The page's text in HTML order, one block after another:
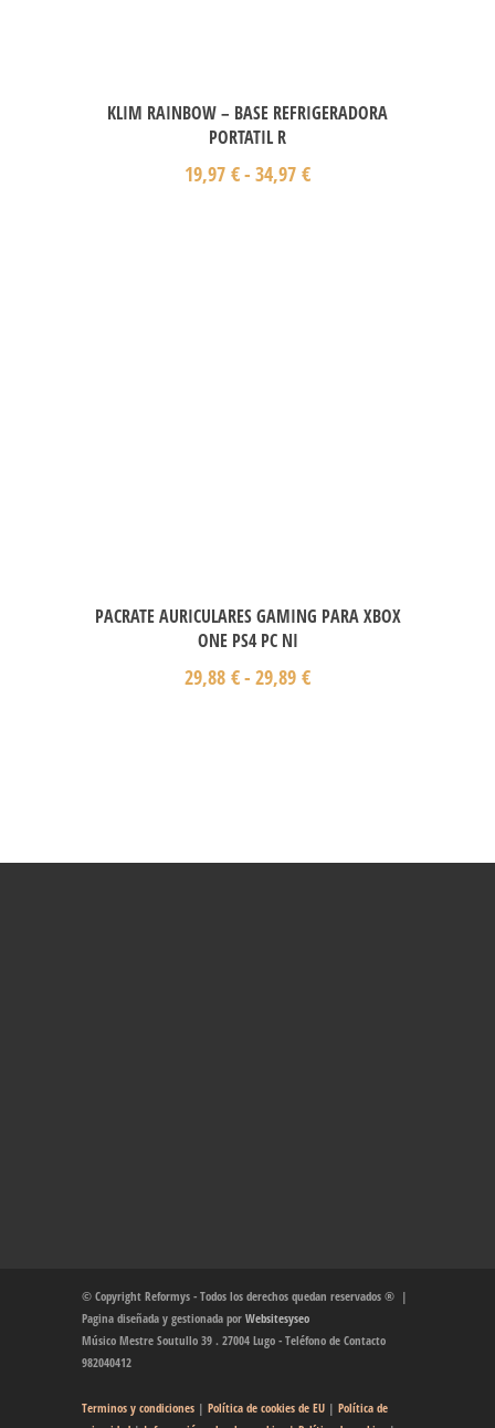
KLIM RAINBOW – BASE REFRIGERADORA
PORTATIL R
19,97 €- 34,97 €
PACRATE AURICULARES GAMING PARA XBOX
ONE PS4 PC NI
29,88 €- 29,89 €
© Copyright Reformys - Todos los derechos quedan reservados ® |
Pagina diseñada y gestionada por Websitesyseo
Músico Mestre Soutullo 39 . 27004 Lugo - Teléfono de Contacto
982040412
Terminos y condiciones | Política de cookies de EU | Política de